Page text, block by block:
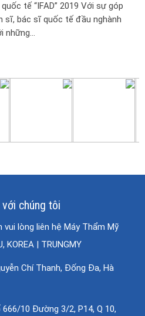
tế “IFAD” 2019 Với sự góp
sĩ, bác sĩ quốc tế đầu nghành
những...
với chúng tôi
lòng liên hệ Máy Thẩm Mỹ
KOREA | TRUNGMY
Chí Thanh, Đống Đa, Hà
666/10 Đường 3/2, P14, Q 10,